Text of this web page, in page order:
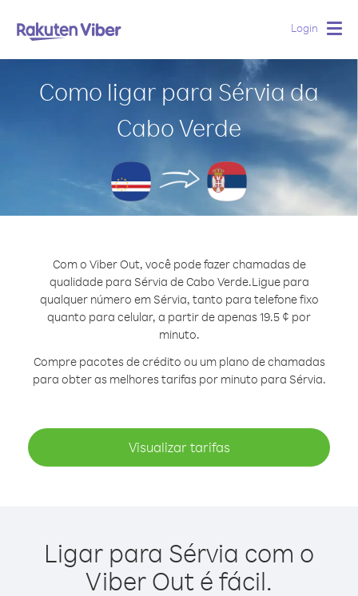
Login
Como ligar para Sérvia da
Cabo Verde
Com o Viber Out, você pode fazer chamadas de
qualidade para Sérvia de Cabo Verde.Ligue para
qualquer número em Sérvia, tanto para telefone fixo
quanto para celular, a partir de apenas 19.5 ¢ por
minuto.
Compre pacotes de crédito ou um plano de chamadas
para obter as melhores tarifas por minuto para Sérvia.
Visualizar tarifas
Ligar para Sérvia com o
Viber Out é fácil.